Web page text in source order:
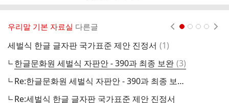
우리말 기본 자료실 다른글
세벌식 한글 글자판 국가표준 제안 진정서 댓
(1)
한글문화원 세벌식 자판안 - 390과 최종 보완 댓
글
(3)
Re:한글문화원 세벌식 자판안 - 390과 최종 보완
Re:세벌식 한글 글자판 국가표준 제안 진정서